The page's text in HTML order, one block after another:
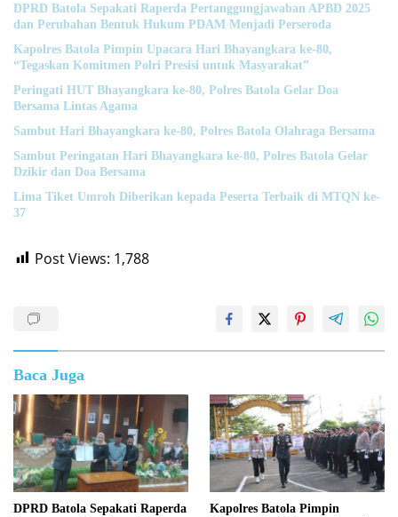
DPRD Batola Sepakati Raperda Pertanggungjawaban APBD 2025
dan Perubahan Bentuk Hukum PDAM Menjadi Perseroda
Kapolres Batola Pimpin Upacara Hari Bhayangkara ke-80,
“Tegaskan Komitmen Polri Presisi untuk Masyarakat”
Peringati HUT Bhayangkara ke-80, Polres Batola Gelar Doa
Bersama Lintas Agama
Sambut Hari Bhayangkara ke-80, Polres Batola Olahraga Bersama
Sambut Peringatan Hari Bhayangkara ke-80, Polres Batola Gelar
Dzikir dan Doa Bersama
Lima Tiket Umroh Diberikan kepada Peserta Terbaik di MTQN ke-
37
Post Views: 1,788
Baca Juga
DPRD Batola Sepakati Raperda
Kapolres Batola Pimpin